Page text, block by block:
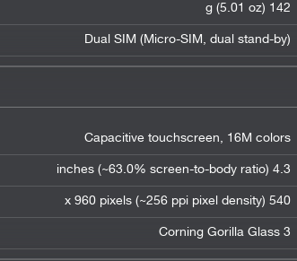
142 g (5.01 oz)
Dual SIM (Micro-SIM, dual stand-by)
Capacitive touchscreen, 16M colors
4.3 inches (~63.0% screen-to-body ratio)
540 x 960 pixels (~256 ppi pixel density)
Corning Gorilla Glass 3